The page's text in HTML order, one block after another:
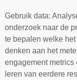
Gebruik data:
onderzoek naar de
te bepalen welke
denken aan het
engagement metrics
leren van eerdere